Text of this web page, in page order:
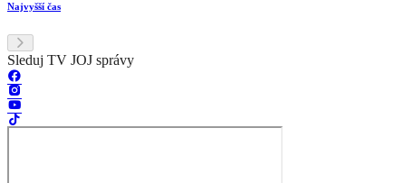
Najvyšší čas
Sleduj TV JOJ správy